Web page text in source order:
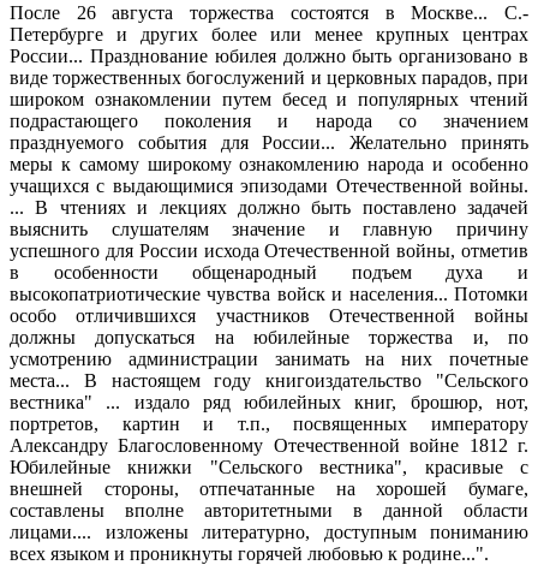
После 26 августа торжества состоятся в Москве... С.-
Петербурге и других более или менее крупных центрах
России... Празднование юбилея должно быть организовано в
виде торжественных богослужений и церковных парадов, при
широком ознакомлении путем бесед и популярных чтений
подрастающего поколения и народа со значением
празднуемого события для России... Желательно принять
меры к самому широкому ознакомлению народа и особенно
учащихся с выдающимися эпизодами Отечественной войны.
... В чтениях и лекциях должно быть поставлено задачей
выяснить слушателям значение и главную причину
успешного для России исхода Отечественной войны, отметив
в особенности общенародный подъем духа и
высокопатриотические чувства войск и населения... Потомки
особо отличившихся участников Отечественной войны
должны допускаться на юбилейные торжества и, по
усмотрению администрации занимать на них почетные
места... В настоящем году книгоиздательство "Сельского
вестника" ... издало ряд юбилейных книг, брошюр, нот,
портретов, картин и т.п., посвященных императору
Александру Благословенному Отечественной войне 1812 г.
Юбилейные книжки "Сельского вестника", красивые с
внешней стороны, отпечатанные на хорошей бумаге,
составлены вполне авторитетными в данной области
лицами.... изложены литературно, доступным пониманию
всех языком и проникнуты горячей любовью к родине...".